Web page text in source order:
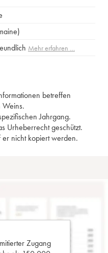
Mehr erfahren …
betreffen
Jahrgang.
Urheberrecht geschützt.
nicht kopiert werden.
Zugang